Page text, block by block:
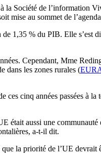
la Société de l’information
mise au sommet de
1,35 % du PIB. Elle s’est
Cependant, Mme
dans les zones rurales (
cinq années passées à
était aussi une
a-t-il dit.
la priorité de l’UE devrait